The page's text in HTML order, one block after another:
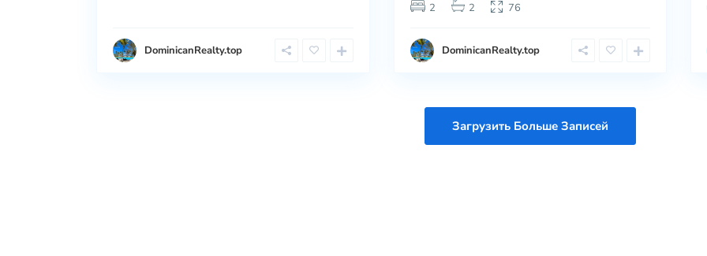
DominicanRealty.top
2
2 76
DominicanRealty.top
Загрузить Больше Записей